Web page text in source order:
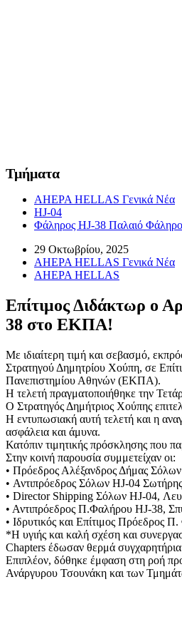
Τμήματα
AHEPA HELLAS Γενικά Νέα
HJ-04
Φάληρος HJ-38 Παλαιό Φάληρο
29 Οκτωβρίου, 2025
AHEPA HELLAS Γενικά Νέα
AHEPA HELLAS
Επίτιμος Διδάκτωρ ο
38 στο ΕΚΠΑ!
Με ιδιαίτερη τιμή και σεβασμό,
Στρατηγού Δημητρίου Χούπη, σε
Πανεπιστημίου Αθηνών (ΕΚΠΑ).
Η τελετή πραγματοποιήθηκε την
Ο Στρατηγός Δημήτριος Χούπης
Η εντυπωσιακή αυτή τελετή και η
ασφάλεια και άμυνα.
Κατόπιν τιμητικής πρόσκλησης που
Στην κοινή παρουσία συμμετείχαν οι:
• Πρόεδρος Αλέξανδρος Δήμας
• Αντιπρόεδρος Σόλων HJ-04
• Director Shipping Σόλων HJ-04,
• Αντιπρόεδρος Π.Φαλήρου HJ-38,
• Ιδρυτικός και Επίτιμος Πρόεδρος
*Η υγιής και καλή σχέση και
Chapters έδωσαν θερμά
Επιπλέον, δόθηκε έμφαση στη ροή
Ανάργυρου Τσουνάκη και των